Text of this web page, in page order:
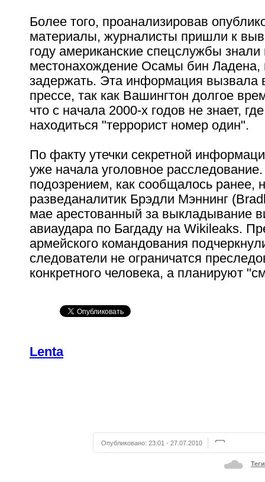
Более того, проанализировав
материалы, журналисты пришли к
году американские спецслужбы знали
местонахождение Осамы бин Ладена,
задержать. Эта информация вызвала
прессе, так как Вашингтон долгое
что с начала 2000-х годов не знает,
находиться "террорист номер один".
По факту утечки секретной
уже начала уголовное
подозрением, как сообщалось ранее,
разведаналитик Брэдли Мэннинг
мае арестованный за выкладывание
авиаудара по Багдаду на Wikileaks.
армейского командования
следователи не ограничатся
конкретного человека, а планируют
Lenta
Опубликовано: 23:01 - 27.07.2010
Теги